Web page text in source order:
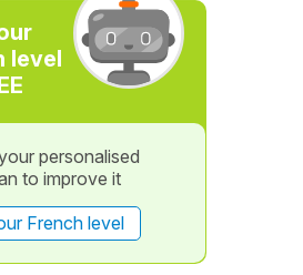
level
personalised
to improve it
French level